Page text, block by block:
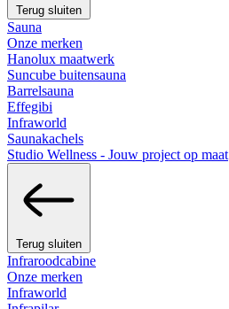
Terug sluiten
Sauna
Onze merken
Hanolux maatwerk
Suncube buitensauna
Barrelsauna
Effegibi
Infraworld
Saunakachels
Studio Wellness - Jouw project op maat
Terug sluiten
Infraroodcabine
Onze merken
Infraworld